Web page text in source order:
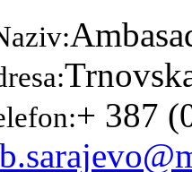
+ 387